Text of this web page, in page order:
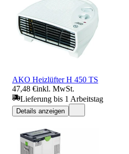
AKO Heizlüfter H 450 TS
47,48 €inkl. MwSt.
Lieferung bis 1 Arbeitstag
Details anzeigen